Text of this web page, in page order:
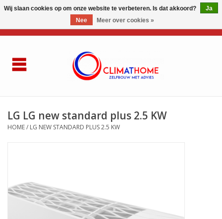
Thuisbatterij
Zelfbouwen
LG LG new standard plus 2.5 KW
HOME/ LG NEW STANDARD PLUS 2.5 KW
Wij slaan cookies op om onze website te verbeteren. Is dat akkoord?
Ja
Nee
Meer over cookies »